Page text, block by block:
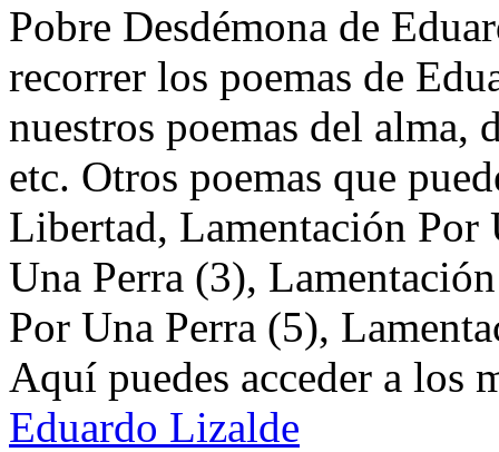
Pobre Desdémona de
recorrer los poemas de
nuestros poemas del alma,
etc. Otros poemas que
Libertad, Lamentación Por
Una Perra (3),
Por Una Perra (5),
Aquí puedes acceder a los
Eduardo Lizalde